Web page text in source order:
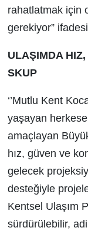
rahatlatmak için
gerekiyor”
ULAŞIMDA
SKUP
‘’Mutlu Kent
yaşayan
amaçlayan
hız, güven ve
gelecek
desteğiyle
Kentsel Ulaşım
sürdürülebilir,